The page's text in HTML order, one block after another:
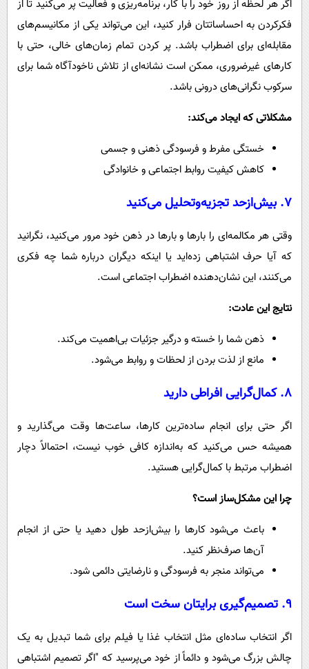
اگر هر لحظه از روز خود را با کار، برنامه‌ریزی و فعالیت پر می‌کنید تا از
فکرکردن به احساساتتان فرار کنید، این می‌تواند یکی از مکانیسم‌های
مقابله‌ای برای اضطراب باشد. پر کردن تمام زمان‌های خالی، حتی با
کارهای غیرضروری، ممکن است نشانه‌ای از تلاش ناخودآگاه شما برای
سرکوب نگرانی‌های درونی باشد.
مشکلاتی که ایجاد می‌کند:
خستگی مفرط و فرسودگی ذهنی و جسمی
کاهش کیفیت روابط اجتماعی و خانوادگی
۷. بیش‌ازحد تجزیه‌وتحلیل می‌کنید
وقتی هر مکالمه‌ای را بارها و بارها در ذهن خود مرور می‌کنید، نگرانید
که آیا حرف اشتباهی زده‌اید یا اینکه دیگران درباره شما چه فکری
می‌کنند، این نشان‌دهنده اضطراب اجتماعی است.
نتایج این عادت:
ذهن شما را خسته و درگیر جزئیات بی‌اهمیت می‌کند.
مانع از لذت بردن از لحظات و روابط می‌شود.
۸. کمال‌گرایی افراطی دارید
اگر حتی برای انجام ساده‌ترین کارها، ساعت‌ها وقت می‌گذارید و
همیشه حس می‌کنید که به‌اندازه کافی خوب نیست، احتمالاً دچار
اضطراب مرتبط با کمال‌گرایی هستید.
چرا این مشکل‌ساز است؟
باعث می‌شود کارها را بیش‌ازحد طول دهید یا حتی از انجام
آن‌ها صرف‌نظر کنید.
می‌تواند منجر به فرسودگی و نارضایتی دائمی شود.
۹. تصمیم‌گیری برایتان سخت است
اگر انتخاب ساده‌ای مثل انتخاب غذا یا فیلم برای شما تبدیل به یک
چالش بزرگ می‌شود و دائماً از خود می‌پرسید که "اگر تصمیم اشتباهی